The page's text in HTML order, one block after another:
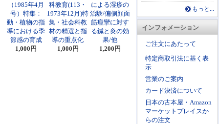
もっと...
インフォメーション
ご注文にあたって
特定商取引法に基く表
示
営業のご案内
カード決済について
日本の古本屋・Amazon
マーケットプレイスか
らの注文
（1985年4月
号）特集：
動・植物の指
導における季
節感の育成
1,000円
科教育(113・
1973年12月)特
集・社会科教
材の精選と指
導の重点化
1,000円
による湿疹の
治験/偏側顔面
筋痙攣に対す
る鍼と灸の効
果/他
1,200円